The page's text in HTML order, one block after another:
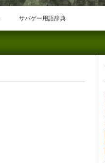
サバゲー用語辞典